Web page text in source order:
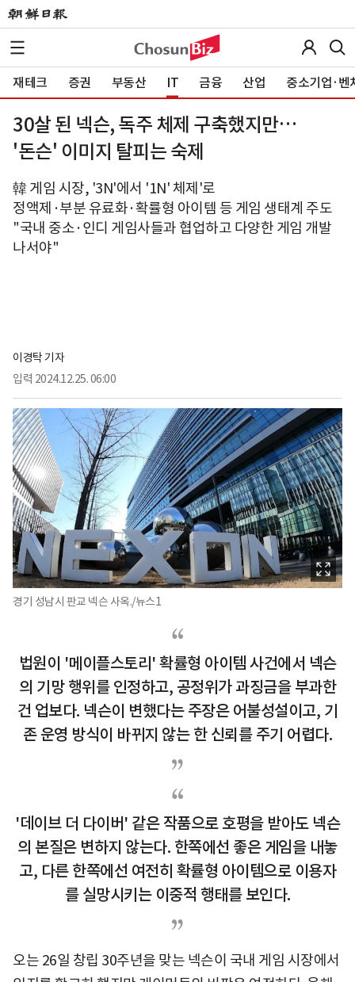
재테크 증권 부동산 IT 금융 산업 중소기업·벤
30살 된 넥슨, 독주 체제 구축했지만…
'돈슨' 이미지 탈피는 숙제
韓 게임 시장, '3N'에서 '1N' 체제'로
정액제·부분 유료화·확률형 아이템 등 게임 생태계 주도
"국내 중소·인디 게임사들과 협업하고 다양한 게임 개발
나서야"
이경탁 기자
입력 2024.12.25. 06:00
경기 성남시 판교 넥슨 사옥./뉴스1
법원이 '메이플스토리' 확률형 아이템 사건에서 넥슨
의 기망 행위를 인정하고, 공정위가 과징금을 부과한
건 업보다. 넥슨이 변했다는 주장은 어불성설이고, 기
존 운영 방식이 바뀌지 않는 한 신뢰를 주기 어렵다.
'데이브 더 다이버' 같은 작품으로 호평을 받아도 넥슨
의 본질은 변하지 않는다. 한쪽에선 좋은 게임을 내놓
고, 다른 한쪽에선 여전히 확률형 아이템으로 이용자
를 실망시키는 이중적 행태를 보인다.
오는 26일 창립 30주년을 맞는 넥슨이 국내 게임 시장에서